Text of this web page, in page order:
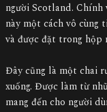
người Scotland. Chính
này một cách vô cùng
và được đặt trong hộp
Đây cũng là một chai
xuống. Được làm từ
mang đến cho người